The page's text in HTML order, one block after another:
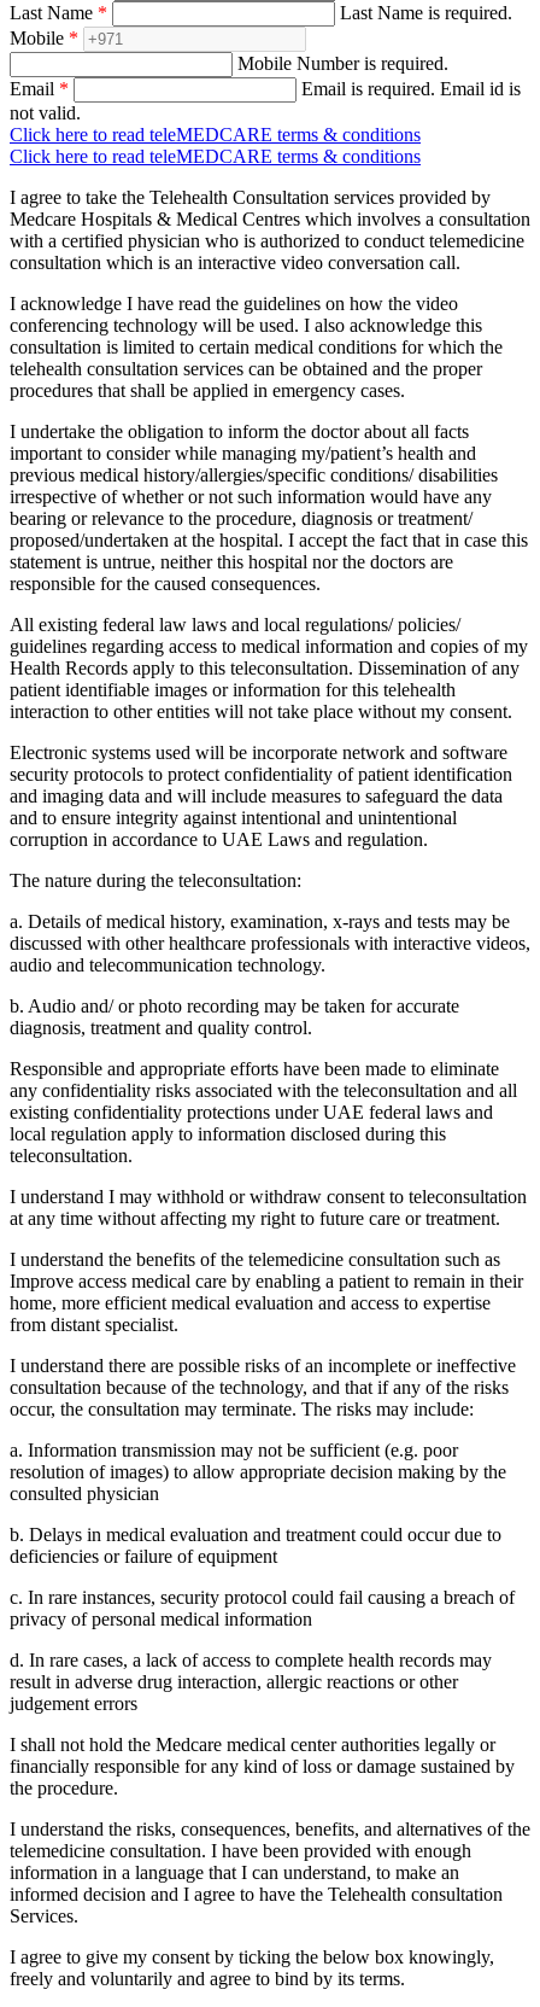
Last Name *
Last Name is required.
Mobile *
Mobile Number is required.
Email * Email is required. Email id is
not valid.
Click here to read teleMEDCARE terms & conditions
Click here to read teleMEDCARE terms & conditions
I agree to take the Telehealth Consultation services provided by
Medcare Hospitals & Medical Centres which involves a consultation
with a certified physician who is authorized to conduct telemedicine
consultation which is an interactive video conversation call.
I acknowledge I have read the guidelines on how the video
conferencing technology will be used. I also acknowledge this
consultation is limited to certain medical conditions for which the
telehealth consultation services can be obtained and the proper
procedures that shall be applied in emergency cases.
I undertake the obligation to inform the doctor about all facts
important to consider while managing my/patient’s health and
previous medical history/allergies/specific conditions/ disabilities
irrespective of whether or not such information would have any
bearing or relevance to the procedure, diagnosis or treatment/
proposed/undertaken at the hospital. I accept the fact that in case this
statement is untrue, neither this hospital nor the doctors are
responsible for the caused consequences.
All existing federal law laws and local regulations/ policies/
guidelines regarding access to medical information and copies of my
Health Records apply to this teleconsultation. Dissemination of any
patient identifiable images or information for this telehealth
interaction to other entities will not take place without my consent.
Electronic systems used will be incorporate network and software
security protocols to protect confidentiality of patient identification
and imaging data and will include measures to safeguard the data
and to ensure integrity against intentional and unintentional
corruption in accordance to UAE Laws and regulation.
The nature during the teleconsultation:
a. Details of medical history, examination, x-rays and tests may be
discussed with other healthcare professionals with interactive videos,
audio and telecommunication technology.
b. Audio and/ or photo recording may be taken for accurate
diagnosis, treatment and quality control.
Responsible and appropriate efforts have been made to eliminate
any confidentiality risks associated with the teleconsultation and all
existing confidentiality protections under UAE federal laws and
local regulation apply to information disclosed during this
teleconsultation.
I understand I may withhold or withdraw consent to teleconsultation
at any time without affecting my right to future care or treatment.
I understand the benefits of the telemedicine consultation such as
Improve access medical care by enabling a patient to remain in their
home, more efficient medical evaluation and access to expertise
from distant specialist.
I understand there are possible risks of an incomplete or ineffective
consultation because of the technology, and that if any of the risks
occur, the consultation may terminate. The risks may include:
a. Information transmission may not be sufficient (e.g. poor
resolution of images) to allow appropriate decision making by the
consulted physician
b. Delays in medical evaluation and treatment could occur due to
deficiencies or failure of equipment
c. In rare instances, security protocol could fail causing a breach of
privacy of personal medical information
d. In rare cases, a lack of access to complete health records may
result in adverse drug interaction, allergic reactions or other
judgement errors
I shall not hold the Medcare medical center authorities legally or
financially responsible for any kind of loss or damage sustained by
the procedure.
I understand the risks, consequences, benefits, and alternatives of the
telemedicine consultation. I have been provided with enough
information in a language that I can understand, to make an
informed decision and I agree to have the Telehealth consultation
Services.
I agree to give my consent by ticking the below box knowingly,
freely and voluntarily and agree to bind by its terms.